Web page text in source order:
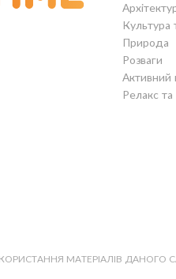
Культура
Природа
Розваги
Активний
Релакс
МАТЕРІАЛІВ